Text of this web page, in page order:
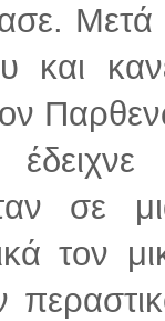
Μετά
και
σε
τον